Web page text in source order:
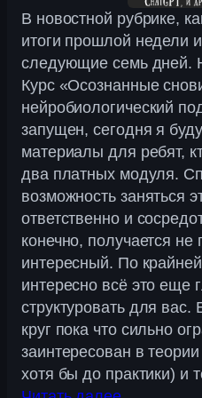
В новостной рубрике,
итоги прошлой недели
следующие семь дней.
Курс «Осознанные
нейробиологический
запущен, сегодня я
материалы для ребят,
два платных модуля.
возможность заняться
ответственно и
конечно, получается
интересный. По
интересно всё это еще
структуровать для вас.
круг пока что сильно
заинтересован в
хотя бы до практики) и